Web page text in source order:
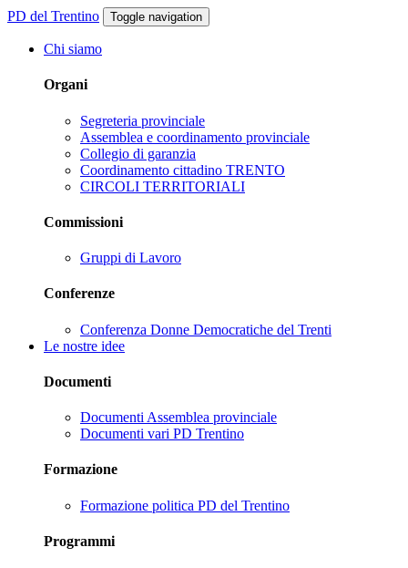
PD del Trentino Toggle navigation
Chi siamo
Organi
Segreteria provinciale
Assemblea e coordinamento provinciale
Collegio di garanzia
Coordinamento cittadino TRENTO
CIRCOLI TERRITORIALI
Commissioni
Gruppi di Lavoro
Conferenze
Conferenza Donne Democratiche del Trenti
Le nostre idee
Documenti
Documenti Assemblea provinciale
Documenti vari PD Trentino
Formazione
Formazione politica PD del Trentino
Programmi